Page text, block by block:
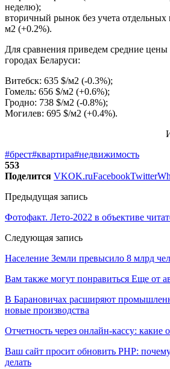
неделю);
вторичный рынок без учета
м2 (+0.2%).
Для сравнения приведем средние
городах Беларуси:
Витебск: 635 $/м2 (-0.3%);
Гомель: 656 $/м2 (+0.6%);
Гродно: 738 $/м2 (-0.8%);
Могилев: 695 $/м2 (+0.4%).
#брест#квартира#недвижимость
553
Поделится VKOK.ruFacebookTwitter
Предыдущая запись
Фотофакт. Лето-2022 в объективе
Следующая запись
Население Земли превысило 8 млрд
Вам также могут понравиться Еще от
В Барановичах расширяют
новые производства
Отчетность через онлайн-кассу:
Ваш сайт просит обновить PHP:
делать